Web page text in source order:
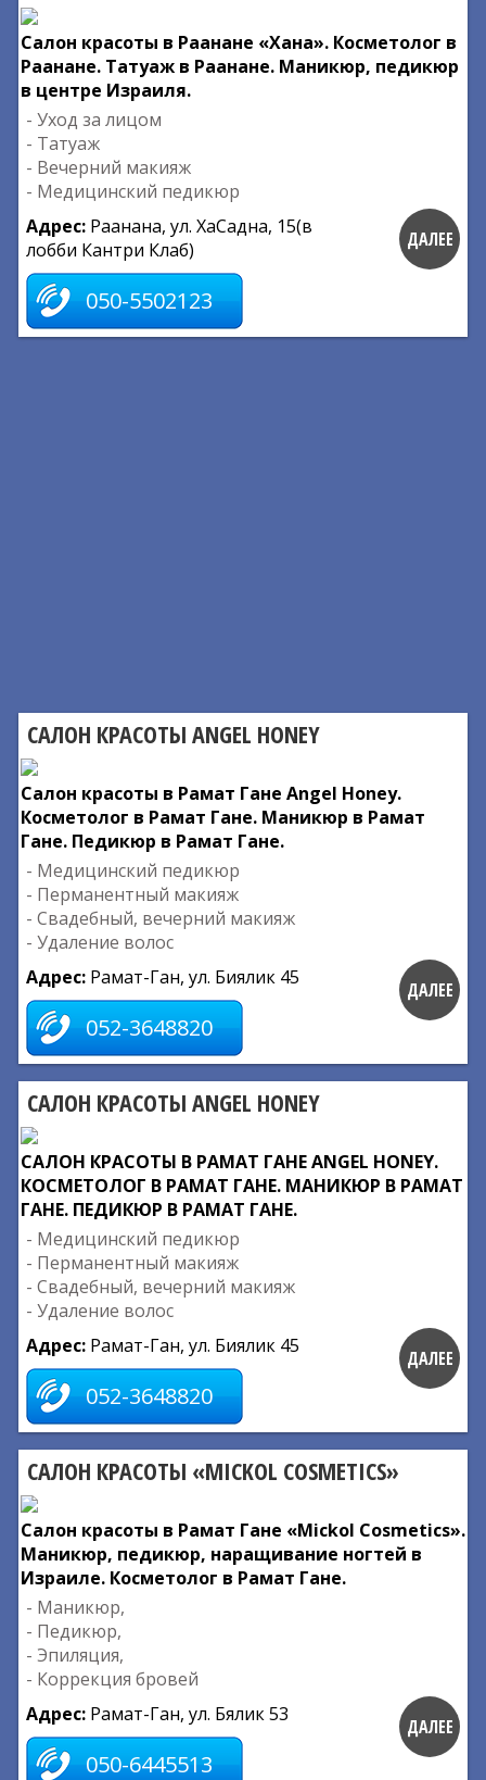
Салон красоты в Раанане «Хана». Косметолог в
Раанане. Татуаж в Раанане. Маникюр, педикюр
в центре Израиля.
- Уход за лицом
- Татуаж
- Вечерний макияж
- Медицинский педикюр
Адрес: Раанана, ул. ХаСадна, 15(в
лобби Кантри Клаб)
050-5502123
ДАЛЕЕ
САЛОН КРАСОТЫ ANGEL HONEY
Салон красоты в Рамат Гане Angel Honey.
Косметолог в Рамат Гане. Маникюр в Рамат
Гане. Педикюр в Рамат Гане.
- Медицинский педикюр
- Перманентный макияж
- Свадебный, вечерний макияж
- Удаление волос
Адрес: Рамат-Ган, ул. Биялик 45
052-3648820
ДАЛЕЕ
САЛОН КРАСОТЫ ANGEL HONEY
САЛОН КРАСОТЫ В РАМАТ ГАНЕ ANGEL HONEY.
КОСМЕТОЛОГ В РАМАТ ГАНЕ. МАНИКЮР В РАМАТ
ГАНЕ. ПЕДИКЮР В РАМАТ ГАНЕ.
- Медицинский педикюр
- Перманентный макияж
- Свадебный, вечерний макияж
- Удаление волос
Адрес: Рамат-Ган, ул. Биялик 45
052-3648820
ДАЛЕЕ
САЛОН КРАСОТЫ «MICKOL COSMETICS»
Салон красоты в Рамат Гане «Mickol Cosmetics».
Маникюр, педикюр, наращивание ногтей в
Израиле. Косметолог в Рамат Гане.
- Маникюр,
- Педикюр,
- Эпиляция,
- Коррекция бровей
Адрес: Рамат-Ган, ул. Бялик 53
050-6445513
ДАЛЕЕ